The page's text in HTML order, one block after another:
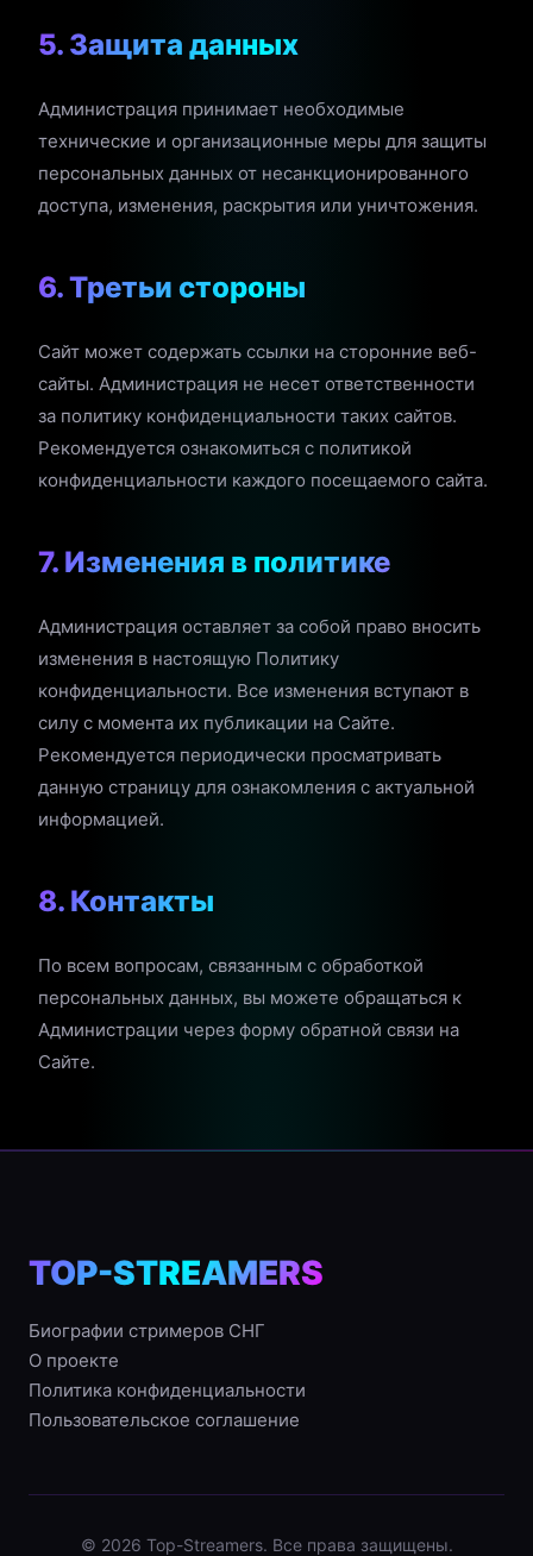
5. Защита данных
Администрация принимает необходимые
технические и организационные меры для защиты
персональных данных от несанкционированного
доступа, изменения, раскрытия или уничтожения.
6. Третьи стороны
Сайт может содержать ссылки на сторонние веб-
сайты. Администрация не несет ответственности
за политику конфиденциальности таких сайтов.
Рекомендуется ознакомиться с политикой
конфиденциальности каждого посещаемого сайта.
7. Изменения в политике
Администрация оставляет за собой право вносить
изменения в настоящую Политику
конфиденциальности. Все изменения вступают в
силу с момента их публикации на Сайте.
Рекомендуется периодически просматривать
данную страницу для ознакомления с актуальной
информацией.
8. Контакты
По всем вопросам, связанным с обработкой
персональных данных, вы можете обращаться к
Администрации через форму обратной связи на
Сайте.
TOP-STREAMERS
Биографии стримеров СНГ
О проекте
Политика конфиденциальности
Пользовательское соглашение
© 2026 Top-Streamers. Все права защищены.